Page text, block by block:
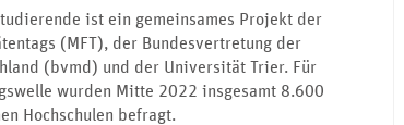
ist ein gemeinsames Projekt der
(MFT), der Bundesvertretung der
(bvmd) und der Universität Trier. Für
wurden Mitte 2022 insgesamt 8.600
Hochschulen befragt.